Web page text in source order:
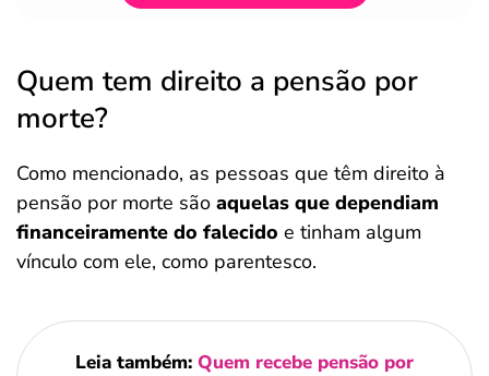
Quem tem direito a pensão por
morte?
Como mencionado, as pessoas que têm direito à
pensão por morte são aquelas que dependiam
financeiramente do falecido e tinham algum
vínculo com ele, como parentesco.
Leia também: Quem recebe pensão por